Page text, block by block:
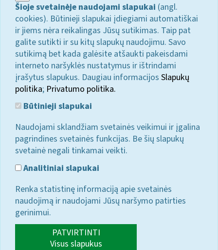
Šioje svetainėje naudojami slapukai (angl.
cookies). Būtinieji slapukai įdiegiami automatiškai
ir jiems nėra reikalingas Jūsų sutikimas. Taip pat
galite sutikti ir su kitų slapukų naudojimu. Savo
sutikimą bet kada galėsite atšaukti pakeisdami
interneto naršyklės nustatymus ir ištrindami
įrašytus slapukus. Daugiau informacijos Slapukų
politika; Privatumo politika.
Būtinieji slapukai
Naudojami sklandžiam svetainės veikimui ir įgalina
pagrindines svetainės funkcijas. Be šių slapukų
svetainė negali tinkamai veikti.
Analitiniai slapukai
Renka statistinę informaciją apie svetainės
naudojimą ir naudojami Jūsų naršymo patirties
gerinimui.
PATVIRTINTI
Visus slapukus